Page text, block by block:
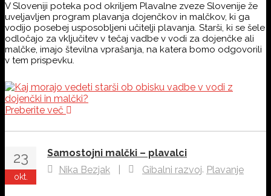
V Sloveniji poteka pod okriljem Plavalne zveze Slovenije že
uveljavljen program plavanja dojenčkov in malčkov, ki ga
vodijo posebej usposobljeni učitelji plavanja. Starši, ki se šele
odločajo za vključitev v tečaj vadbe v vodi za dojenčke ali
malčke, imajo številna vprašanja, na katera bomo odgovorili
v tem prispevku.
Preberite več
23
okt.
Samostojni malčki – plavalci
Nika Bezjak
Gibalni razvoj, Plavanje